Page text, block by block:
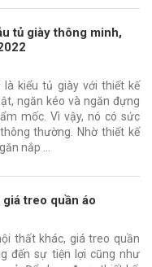
tủ giày thông minh,
kiểu tủ giày với thiết kế
ngăn kéo và ngăn đựng
mốc. Vì vậy, nó có sức
thường. Nhờ thiết kế
nắp …
treo quần áo
thất khác, giá treo quần
đến sự tiện lợi cũng như